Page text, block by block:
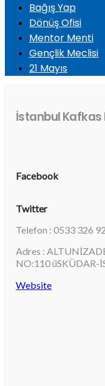
Bağış Yap
Dönüş Ofisi
Mentor Menti
Gençlik Meclisi
21 Mayıs
İstanbul Kafkas
Facebook
Twitter
Telefon : 0533 326
Adres :
NO:110 üSKÜDAR-
Website